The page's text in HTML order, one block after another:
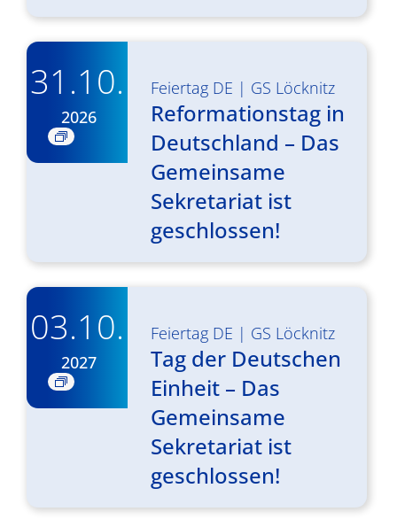
31.10.
2026
Feiertag DE | GS Löcknitz
Reformationstag in
Deutschland – Das
Gemeinsame
Sekretariat ist
geschlossen!
03.10.
2027
Feiertag DE | GS Löcknitz
Tag der Deutschen
Einheit – Das
Gemeinsame
Sekretariat ist
geschlossen!